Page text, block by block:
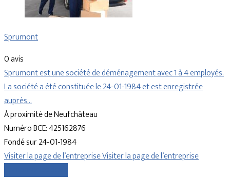
Sprumont
0 avis
Sprumont est une société de déménagement avec 1 à 4 employés.
La société a été constituée le 24-01-1984 et est enregistrée
auprès…
À proximité de Neufchâteau
Numéro BCE: 425162876
Fondé sur 24-01-1984
Visiter la page de l’entrepriseVisiter la page de l’entreprise